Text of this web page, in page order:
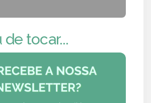
tocar...